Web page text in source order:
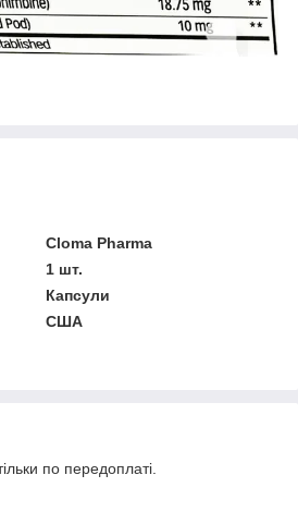
Cloma Pharma
1 шт.
Капсули
США
по передоплаті.